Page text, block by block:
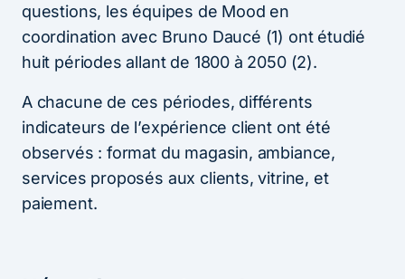
questions, les équipes de Mood en
coordination avec Bruno Daucé (1) ont étudié
huit périodes allant de 1800 à 2050 (2).
A chacune de ces périodes, différents
indicateurs de l’expérience client ont été
observés : format du magasin, ambiance,
services proposés aux clients, vitrine, et
paiement.